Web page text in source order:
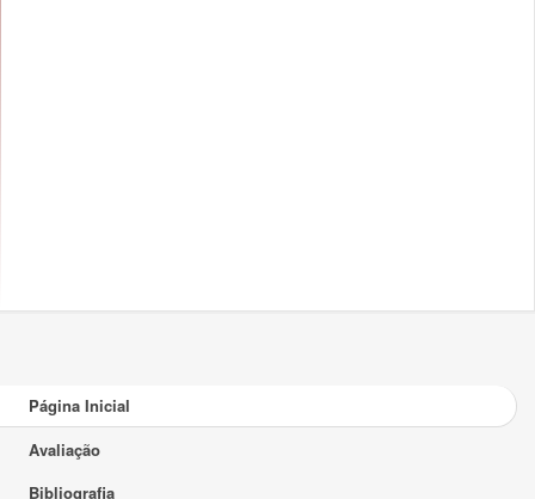
Página Inicial
Avaliação
Bibliografia